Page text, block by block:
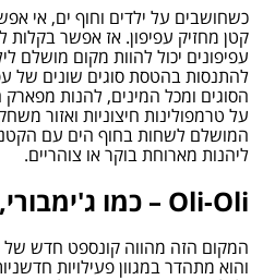
כשחושבים על ילדים וחוף ים, אי
קטן מחזיק עפיפון. אז אפשר
עפיפונים יכול להוות מקום מושלם
להתנסות בהטסת סוגים שונים של
הסוגים ומכל המינים, להנות
על טרמפולינות חיצוניות ואזור
המושלם לשחות בחוף הים עם
ליהנות מארוחת בוקר או צוהריים.
Oli-Oli – כמו
המקום הזה מהווה קונספט חדש של
והוא מתהדר במגוון פעילויות